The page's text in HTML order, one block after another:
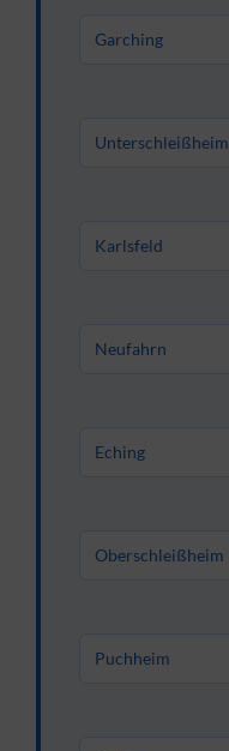
Garching
Unterschleißheim
Karlsfeld
Neufahrn
Eching
Oberschleißheim
Puchheim